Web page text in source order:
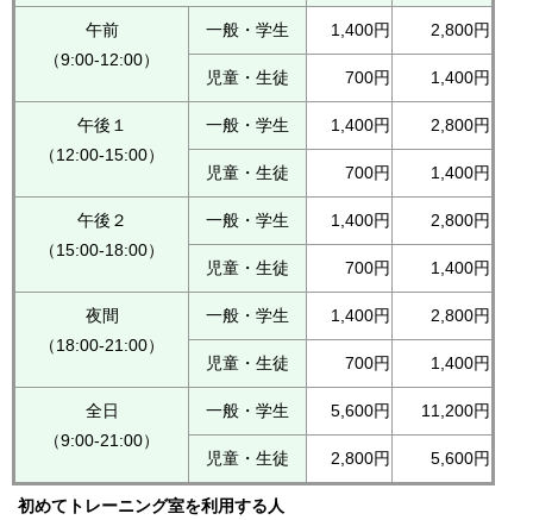
午前
（9:00-12:00）
一般・学生 1,400円 2,800円
児童・生徒 700円 1,400円
午後１
（12:00-15:00）
一般・学生 1,400円 2,800円
児童・生徒 700円 1,400円
午後２
（15:00-18:00）
一般・学生 1,400円 2,800円
児童・生徒 700円 1,400円
夜間
（18:00-21:00）
一般・学生 1,400円 2,800円
児童・生徒 700円 1,400円
全日
（9:00-21:00）
一般・学生 5,600円 11,200円
児童・生徒 2,800円 5,600円
初めてトレーニング室を利用する人